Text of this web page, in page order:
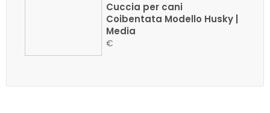
Cuccia per cani
Coibentata Modello Husky |
Media
€